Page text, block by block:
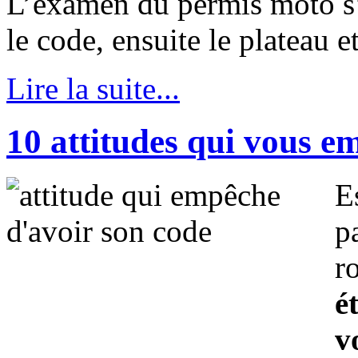
le code, ensuite le plateau
Lire la suite...
10 attitudes qui vous